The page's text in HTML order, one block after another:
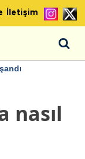
İletişim
nasıl